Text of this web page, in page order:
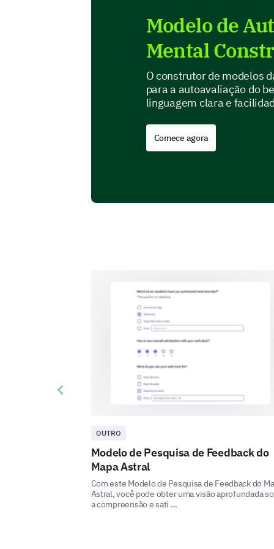
Modelo de
Mental
O construtor de modelos
para a autoavaliação do
linguagem clara e
Comece agora
OUTRO
Modelo de Pesquisa de Feedback do
Mapa Astral
Com este Modelo de Pesquisa de Feedback do
Astral, você pode obter uma visão aprofundada
a compreensão e sati ...
Previous slide